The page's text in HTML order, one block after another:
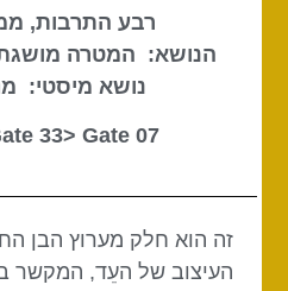
רבע התרבות,
הנושא: המטרה
נושא מיסטי:
07 Gate 31<
33> Gate
זה הוא חלק מערוץ הבן
העיצוב של העֵד, המקשר